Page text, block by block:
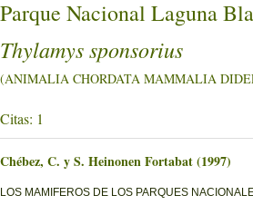
Parque Nacional Laguna
Thylamys sponsorius
(ANIMALIA CHORDATA MAMMALIA
Citas: 1
Chébez, C. y S. Heinonen Fortabat (1997)
LOS MAMIFEROS DE LOS PARQUES